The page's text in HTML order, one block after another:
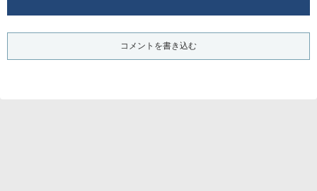
コメントを書き込む